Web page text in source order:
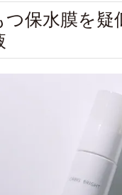
つ保水膜を